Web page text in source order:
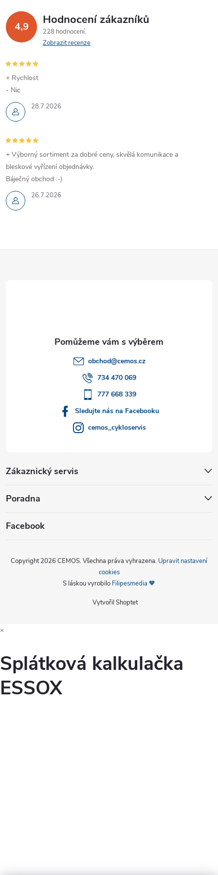
4,9 Hodnocení zákazníků
228 hodnocení
Zobrazit recenze
28.7.2026
+ Rychlost
- Nic
26.7.2026
+ Výborný sortiment za dobré ceny, skvělá komunikace a
bleskové vyřízení objednávky.
Báječný obchod :-)
obchod@cemos.cz
734 470 069
777 668 339
Sledujte nás na Facebooku
cemos_cykloservis
Zákaznický servis
Poradna
Facebook
Vytvořil Shoptet
Copyright 2026 CEMOS. Všechna práva vyhrazena. Upravit nastavení
cookies
S láskou vyrobilo Filipesmedia 🧡
×
Splátková kalkulačka
ESSOX